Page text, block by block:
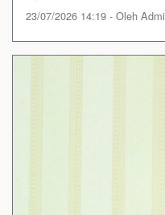
23/07/2026 14:19 - Oleh